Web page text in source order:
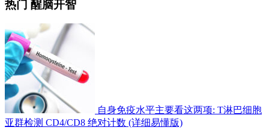
热门 醒脑开智
自身免疫水平主要看这两项: T淋巴细胞
亚群检测 CD4/CD8 绝对计数 (详细易懂版)